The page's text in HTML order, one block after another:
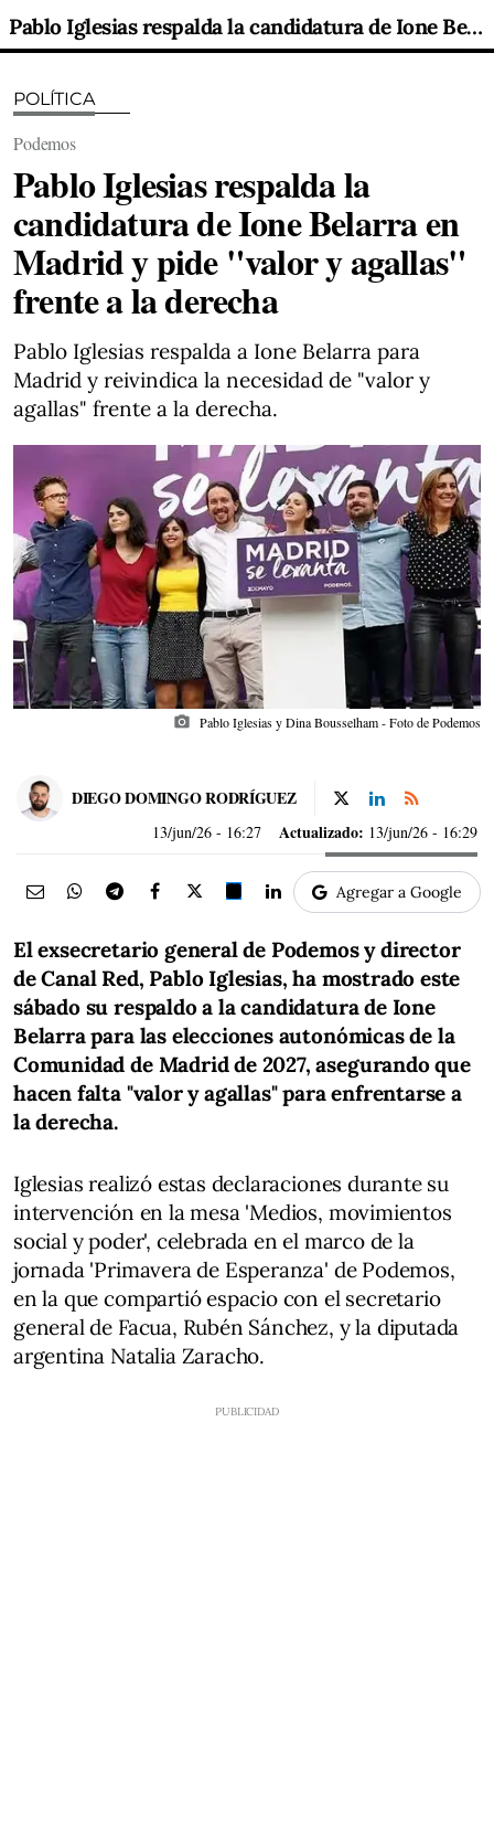
Pablo Iglesias respalda la candidatura de Ione Belarra en Madrid y pide "valor y agallas" frente a la derecha
POLÍTICA
Podemos
Pablo Iglesias respalda la
candidatura de Ione Belarra en
Madrid y pide "valor y agallas"
frente a la derecha
Pablo Iglesias respalda a Ione Belarra para
Madrid y reivindica la necesidad de "valor y
agallas" frente a la derecha.
photo_camera Pablo Iglesias y Dina Bousselham - Foto de Podemos
DIEGO DOMINGO RODRÍGUEZ
13/jun/26 - 16:27 Actualizado: 13/jun/26 - 16:29
Agregar a Google
El exsecretario general de Podemos y director
de Canal Red, Pablo Iglesias, ha mostrado este
sábado su respaldo a la candidatura de Ione
Belarra para las elecciones autonómicas de la
Comunidad de Madrid de 2027, asegurando que
hacen falta "valor y agallas" para enfrentarse a
la derecha.
Iglesias realizó estas declaraciones durante su
intervención en la mesa 'Medios, movimientos
social y poder', celebrada en el marco de la
jornada 'Primavera de Esperanza' de Podemos,
en la que compartió espacio con el secretario
general de Facua, Rubén Sánchez, y la diputada
argentina Natalia Zaracho.